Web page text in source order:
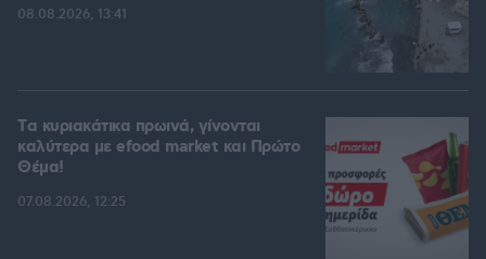
08.08.2026, 13:41
Tα κυριακάτικα πρωινά, γίνονται
καλύτερα με efood market και Πρώτο
Θέμα!
07.08.2026, 12:25